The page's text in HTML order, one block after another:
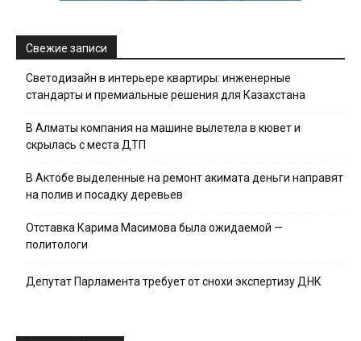
Свежие записи
Светодизайн в интерьере квартиры: инженерные
стандарты и премиальные решения для Казахстана
В Алматы компания на машине вылетела в кювет и
скрылась с места ДТП
В Актобе выделенные на ремонт акимата деньги направят
на полив и посадку деревьев
Отставка Карима Масимова была ожидаемой —
политологи
Депутат Парламента требует от снохи экспертизу ДНК